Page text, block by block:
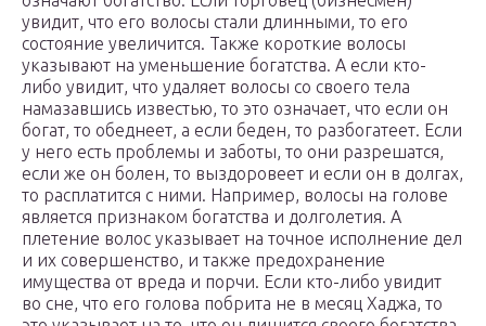
увидит, что его волосы стали длинными, то его
состояние увеличится. Также короткие волосы
указывают на уменьшение богатства. А если кто-
либо увидит, что удаляет волосы со своего тела
намазавшись известью, то это означает, что если он
богат, то обеднеет, а если беден, то разбогатеет. Если
у него есть проблемы и заботы, то они разрешатся,
если же он болен, то выздоровеет и если он в долгах,
то расплатится с ними. Например, волосы на голове
является признаком богатства и долголетия. А
плетение волос указывает на точное исполнение дел
и их совершенство, и также предохранение
имущества от вреда и порчи. Если кто-либо увидит
во сне, что его голова побрита не в месяц Хаджа, то